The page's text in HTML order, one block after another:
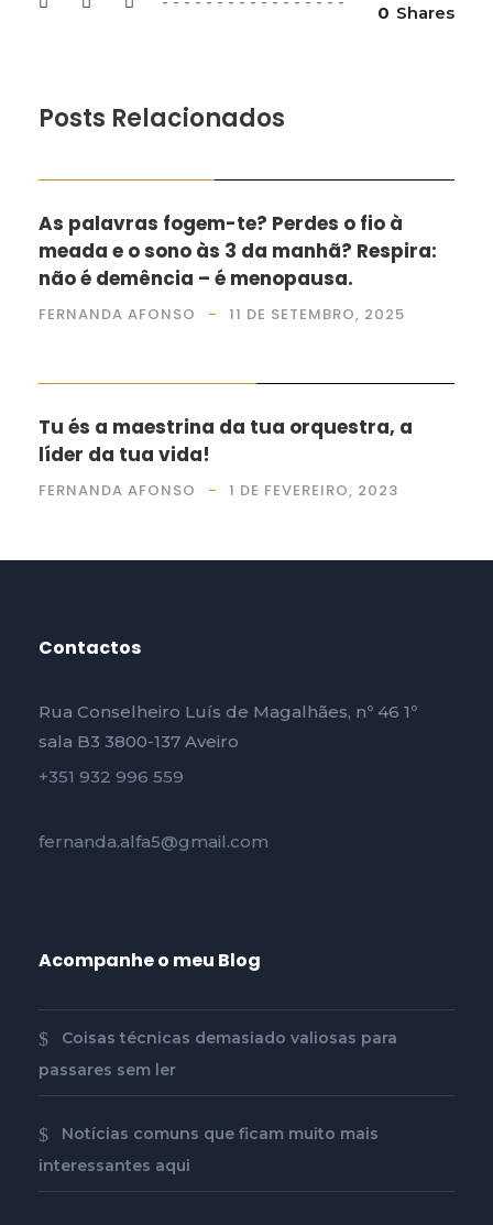
0 Shares
Posts Relacionados
As palavras fogem-te? Perdes o fio à
meada e o sono às 3 da manhã? Respira:
não é demência – é menopausa.
FERNANDA AFONSO 11 DE SETEMBRO, 2025
Tu és a maestrina da tua orquestra, a
líder da tua vida!
FERNANDA AFONSO 1 DE FEVEREIRO, 2023
Contactos
Rua Conselheiro Luís de Magalhães, nº 46 1º
sala B3 3800-137 Aveiro
+351 932 996 559
fernanda.alfa5@gmail.com
Acompanhe o meu Blog
Coisas técnicas demasiado valiosas para
passares sem ler
Notícias comuns que ficam muito mais
interessantes aqui